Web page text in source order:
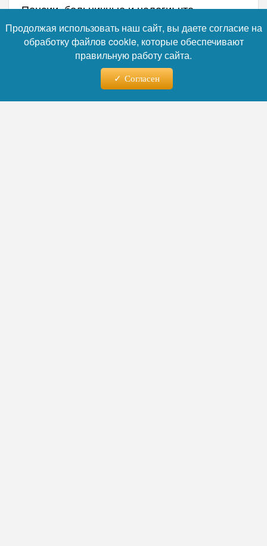
Пенсии, больничные и налоги: что
изменится для россиян с 1 августа.
Автор:Никита Орлов
Продолжая использовать наш сайт, вы даете согласие на
обработку файлов cookie, которые обеспечивают
правильную работу сайта.
Согласен